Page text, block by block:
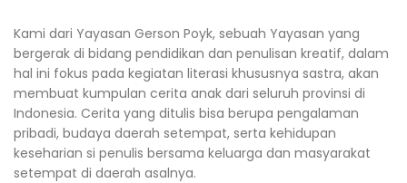
Kami dari Yayasan Gerson Poyk, sebuah Yayasan yang
bergerak di bidang pendidikan dan penulisan kreatif, dalam
hal ini fokus pada kegiatan literasi khususnya sastra, akan
membuat kumpulan cerita anak dari seluruh provinsi di
Indonesia. Cerita yang ditulis bisa berupa pengalaman
pribadi, budaya daerah setempat, serta kehidupan
keseharian si penulis bersama keluarga dan masyarakat
setempat di daerah asalnya.